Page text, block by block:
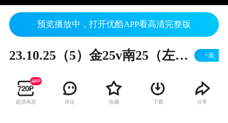
预览播放中，打开优酷APP看高清完整版
23.10.25（5）金25v南25（左胜） +追
超清画质 评论 收藏 下载 分享